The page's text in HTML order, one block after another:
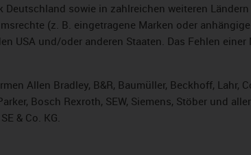
sowie in zahlreichen weiteren
(z. B. eingetragene Marken oder
USA und/oder anderen Staaten. Das Fehlen
Allen Bradley, B&R, Baumüller, Beckhoff, Lahr,
Bosch Rexroth, SEW, Siemens, Stöber und
& Co. KG.